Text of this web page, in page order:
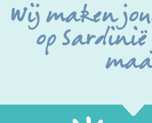
Wij maken
op